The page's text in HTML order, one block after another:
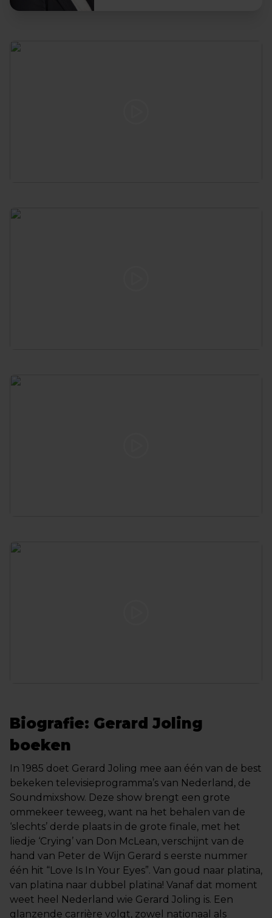
Biografie: Gerard Joling
boeken
In 1985 doet Gerard Joling mee aan één van de best
bekeken televisieprogramma’s van Nederland, de
Soundmixshow. Deze show brengt een grote
ommekeer teweeg, want na het behalen van de
‘slechts’ derde plaats in de grote finale, met het
liedje ‘Crying’ van Don McLean, verschijnt van de
hand van Peter de Wijn Gerard s eerste nummer
één hit “Love Is In Your Eyes”. Van goud naar platina,
van platina naar dubbel platina! Vanaf dat moment
weet heel Nederland wie Gerard Joling is. Een
glanzende carrière volgt, zowel nationaal als